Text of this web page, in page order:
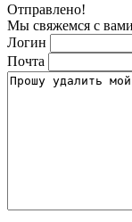
Отправлено!
Мы свяжемся с
Логин
Почта